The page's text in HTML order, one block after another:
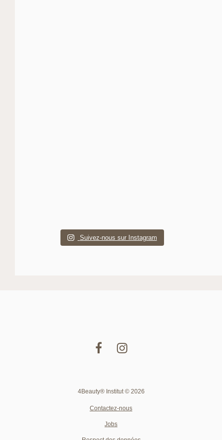
Suivez-nous sur Instagram
4Beauty® Institut © 2026
Contactez-nous
Jobs